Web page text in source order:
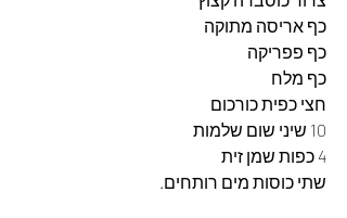
כף אריסה מתוקה
כף פפריקה
כף מלח
חצי כפית כורכום
10 שיני שום שלמות
4 כפות שמן זית
שתי כוסות מים רותחים.